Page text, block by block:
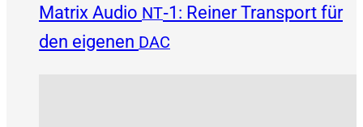
Matrix Audio NT‑1: Reiner Transport für
den eigenen DAC